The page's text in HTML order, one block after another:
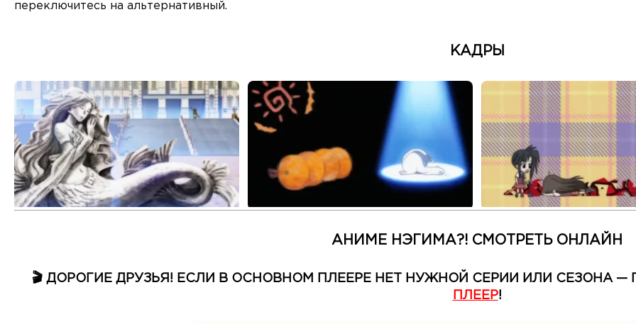
переключитесь на альтернативный.
КАДРЫ
АНИМЕ НЭГИМА?! СМОТРЕТЬ ОНЛАЙН
🎬 ДОРОГИЕ ДРУЗЬЯ! ЕСЛИ В ОСНОВНОМ ПЛЕЕРЕ НЕТ НУЖНОЙ СЕРИИ ИЛИ СЕЗОНА
ПЛЕЕР!